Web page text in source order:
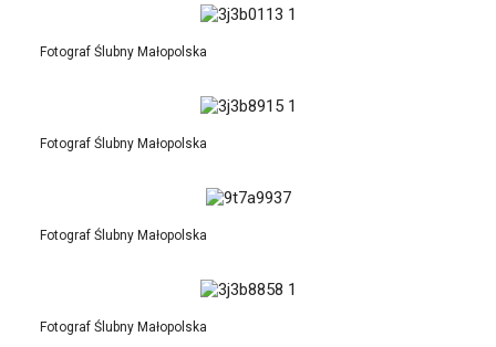
Fotograf Ślubny Małopolska
Fotograf Ślubny Małopolska
Fotograf Ślubny Małopolska
Fotograf Ślubny Małopolska